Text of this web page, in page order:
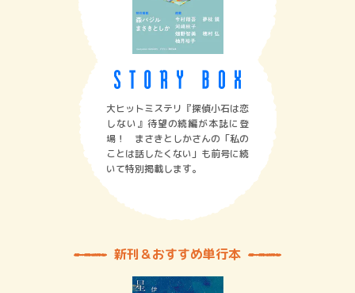
大ヒットミステリ『探偵小石は恋
しない』待望の続編が本誌に登
場！ まさきとしかさんの「私の
ことは話したくない」も前号に続
いて特別掲載します。
新刊＆おすすめ単行本